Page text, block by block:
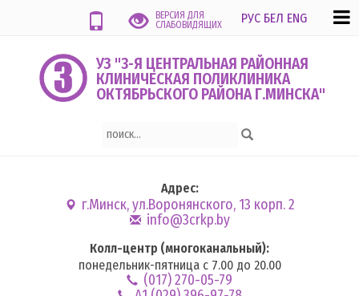
ВЕРСИЯ ДЛЯ
СЛАБОВИДЯЩИХ
РУС БЕЛ ENG
УЗ "3-Я ЦЕНТРАЛЬНАЯ РАЙОННАЯ
КЛИНИЧЕСКАЯ ПОЛИКЛИНИКА
ОКТЯБРЬСКОГО РАЙОНА Г.МИНСКА"
Адрес:
г.Минск, ул.Воронянского, 13 корп. 2
info@3crkp.by
Колл-центр (многоканальный):
понедельник-пятница с 7.00 до 20.00
(017) 270-05-79